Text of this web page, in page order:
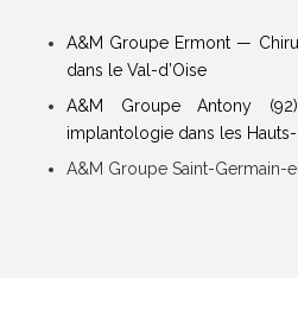
A&M Groupe Ermont —
dans le Val-d’Oise
A&M Groupe Antony
implantologie dans les
A&M Groupe Saint-Germain-